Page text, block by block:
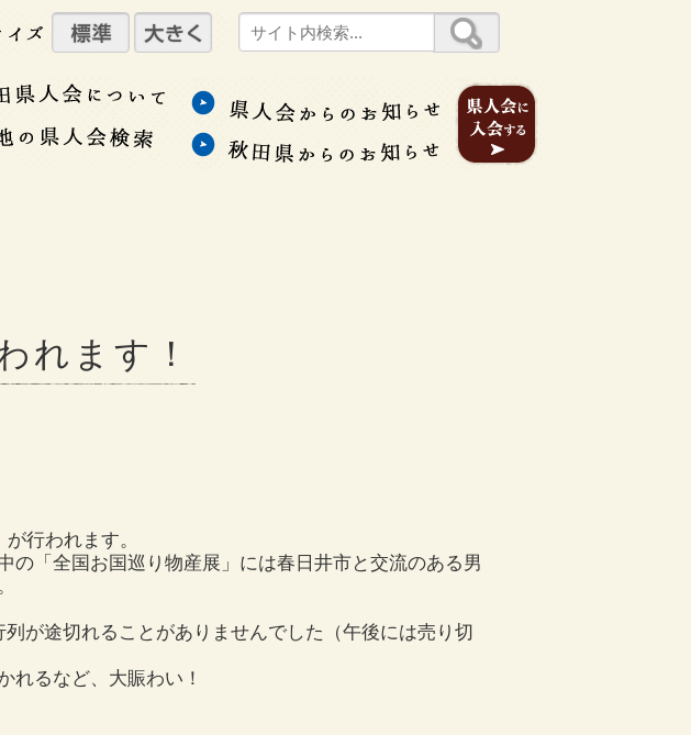
れます！
行われます。
「全国お国巡り物産展」には春日井市と交流のある男
が途切れることがありませんでした（午後には売り切
るなど、大賑わい！